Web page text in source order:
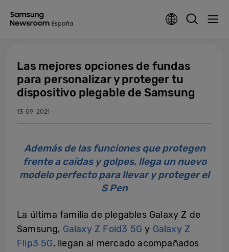
Las mejores opciones de fundas
para personalizar y proteger tu
dispositivo plegable de Samsung
13-09-2021
Además de las funciones que protegen
frente a caídas y golpes, llega un nuevo
modelo perfecto para llevar y proteger el
S Pen
La última familia de plegables Galaxy Z de
Samsung, Galaxy Z Fold3 5G y Galaxy Z
Flip3 5G, llegan al mercado acompañados